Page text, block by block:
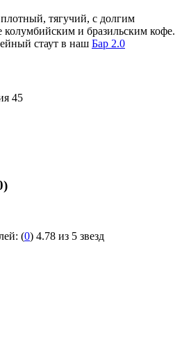
тягучий, с долгим
и бразильским кофе.
стаут в наш Бар 2.0
45
(0) 4.78 из 5 звезд